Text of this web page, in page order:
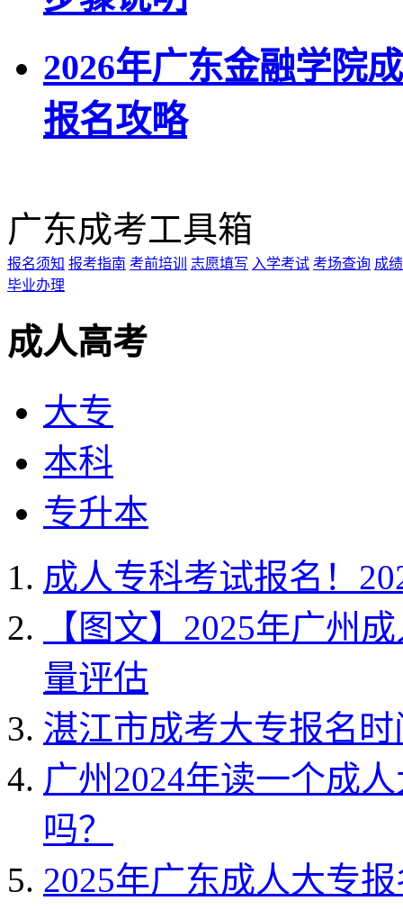
2026年广东金融学院
报名攻略
广东成考工具箱
报名须知 报考指南 考前培训 志愿填写 入学考试 考场查询 成
毕业办理
成人高考
大专
本科
专升本
成人专科考试报名！
【图文】2025年广州
量评估
湛江市成考大专报名
广州2024年读一个成
吗？
2025年广东成人大专